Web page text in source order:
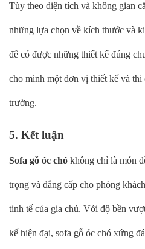
Tùy theo diện tích và không gian
những lựa chọn về kích thước và
để có được những thiết kế đúng
cho mình một đơn vị thiết kế và thi
trường.
5. Kết luận
Sofa gỗ óc chó không chỉ là món
trọng và đẳng cấp cho phòng
tinh tế của gia chủ. Với độ bền
kế hiện đại, sofa gỗ óc chó xứng